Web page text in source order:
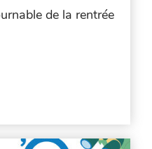
de la rentrée